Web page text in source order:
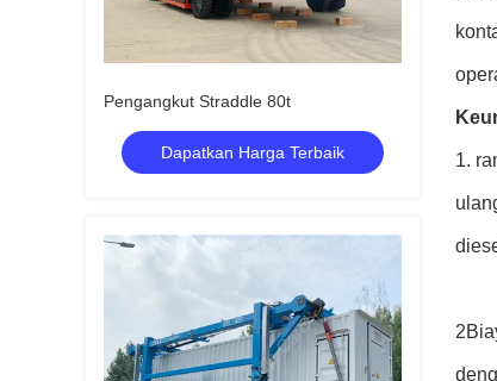
Pengangkut Straddle 80t
Dapatkan Harga Terbaik 1.